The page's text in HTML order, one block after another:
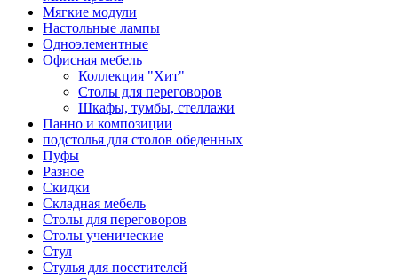
Мягкие модули
Настольные лампы
Одноэлементные
Офисная мебель
Коллекция "Хит"
Столы для переговоров
Шкафы, тумбы, стеллажи
Панно и композиции
подстолья для столов обеденных
Пуфы
Разное
Скидки
Складная мебель
Столы для переговоров
Столы ученические
Стул
Стулья для посетителей